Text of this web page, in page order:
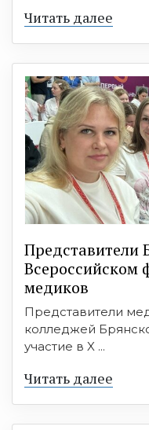
Читать далее
Представители
Всероссийском
медиков
Представители
колледжей
участие в X ...
Читать далее